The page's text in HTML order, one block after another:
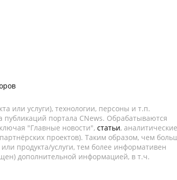
или услуги), технологии, персоны и т.п.
публикаций портала CNews. Обрабатываются
"Главные новости", статьи, аналитические
проектов). Таким образом, чем
продукта/услуги, тем более информативен
дополнительной информацией, в т.ч.